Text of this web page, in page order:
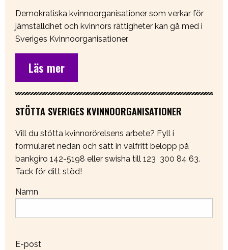
Demokratiska kvinnoorganisationer som verkar för
jämställdhet och kvinnors rättigheter kan gå med i
Sveriges Kvinnoorganisationer.
Läs mer
STÖTTA SVERIGES KVINNOORGANISATIONER
Vill du stötta kvinnorörelsens arbete? Fyll i
formuläret nedan och sätt in valfritt belopp på
bankgiro 142-5198 eller swisha till 123 300 84 63.
Tack för ditt stöd!
Namn
E-post